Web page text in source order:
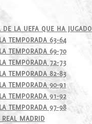
LA UEFA QUE HA JUGADO
TEMPORADA 63-64
TEMPORADA 69-70
TEMPORADA 72-73
TEMPORADA 82-83
TEMPORADA 90-91
TEMPORADA 91-92
TEMPORADA 97-98
MADRID